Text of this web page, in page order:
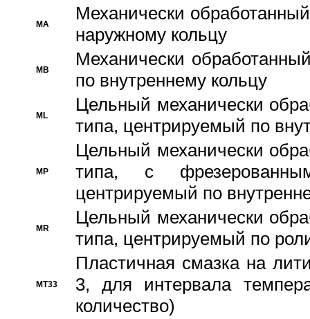
MA
Механически
наружному кольцу
MB
Механически
по внутреннему кольцу
ML
Цельный механически
типа, центрируемый по
MP
Цельный механически
типа, с
центрируемый по
MR
Цельный механически
типа, центрируемый по
MT33
Пластичная смазка на
3, для интервала
количество)